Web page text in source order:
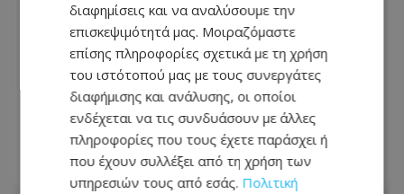
Τραγωδία στην Τουρκία: Νταλίκα
μπήκε στο αντίθετο και έπεσε σε
όχημα που περίμεναν σε φανάρι -
Ένας νεκρός και 10 τραυματίες
07.08.2026 - 13:56
διαφημίσεις και να αναλύσουμε την
επισκεψιμότητά μας. Μοιραζόμαστε
επίσης πληροφορίες σχετικά με τη χρήση
του ιστότοπού μας με τους συνεργάτες
διαφήμισης και ανάλυσης, οι οποίοι
ενδέχεται να τις συνδυάσουν με άλλες
πληροφορίες που τους έχετε παράσχει ή
που έχουν συλλέξει από τη χρήση των
υπηρεσιών τους από εσάς. Πολιτική